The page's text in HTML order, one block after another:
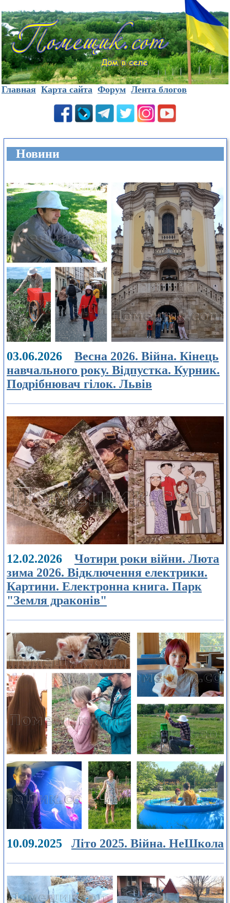
Главная Карта сайта Форум Лента блогов
Новини
03.06.2026 Весна 2026. Війна. Кінець
навчального року. Відпустка. Курник.
Подрібнювач гілок. Львів
12.02.2026 Чотири роки війни. Люта
зима 2026. Відключення електрики.
Картини. Електронна книга. Парк
"Земля драконів"
10.09.2025 Літо 2025. Війна. НеШкола